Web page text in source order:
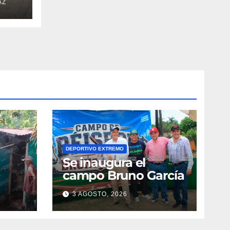
DEPORTIVO EXTREMO
Se inaugura el
campo Bruno García
3 AGOSTO, 2026